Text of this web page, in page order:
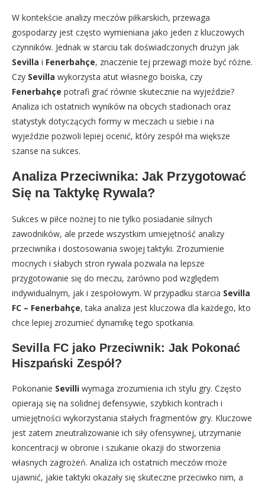
W kontekście analizy meczów piłkarskich, przewaga
gospodarzy jest często wymieniana jako jeden z kluczowych
czynników. Jednak w starciu tak doświadczonych drużyn jak
Sevilla i Fenerbahçe, znaczenie tej przewagi może być różne.
Czy Sevilla wykorzysta atut własnego boiska, czy
Fenerbahçe potrafi grać równie skutecznie na wyjeździe?
Analiza ich ostatnich wyników na obcych stadionach oraz
statystyk dotyczących formy w meczach u siebie i na
wyjeździe pozwoli lepiej ocenić, który zespół ma większe
szanse na sukces.
Analiza Przeciwnika: Jak Przygotować
Się na Taktykę Rywala?
Sukces w piłce nożnej to nie tylko posiadanie silnych
zawodników, ale przede wszystkim umiejętność analizy
przeciwnika i dostosowania swojej taktyki. Zrozumienie
mocnych i słabych stron rywala pozwala na lepsze
przygotowanie się do meczu, zarówno pod względem
indywidualnym, jak i zespołowym. W przypadku starcia Sevilla
FC – Fenerbahçe, taka analiza jest kluczowa dla każdego, kto
chce lepiej zrozumieć dynamikę tego spotkania.
Sevilla FC jako Przeciwnik: Jak Pokonać
Hiszpański Zespół?
Pokonanie Sevilli wymaga zrozumienia ich stylu gry. Często
opierają się na solidnej defensywie, szybkich kontrach i
umiejętności wykorzystania stałych fragmentów gry. Kluczowe
jest zatem zneutralizowanie ich siły ofensywnej, utrzymanie
koncentracji w obronie i szukanie okazji do stworzenia
własnych zagrożeń. Analiza ich ostatnich meczów może
ujawnić, jakie taktyki okazały się skuteczne przeciwko nim, a